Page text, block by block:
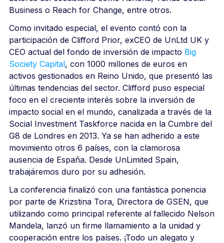
Business o Reach for Change, entre otros.
Como invitado especial, el evento contó con la
participación de Clifford Prior, exCEO de UnLtd UK y
CEO actual del fondo de inversión de impacto Big
Society Capital, con 1000 millones de euros en
activos gestionados en Reino Unido, que presentó las
últimas tendencias del sector. Clifford puso especial
foco en el creciente interés sobre la inversión de
impacto social en el mundo, canalizada a través de la
Social Investment Taskforce nacida en la Cumbre del
G8 de Londres en 2013. Ya se han adherido a este
movimiento otros 6 países, con la clamorosa
ausencia de España. Desde UnLimited Spain,
trabajáremos duro por su adhesión.
La conferencia finalizó con una fantástica ponencia
por parte de Krizstina Tora, Directora de GSEN, que
utilizando como principal referente al fallecido Nelson
Mandela, lanzó un firme llamamiento a la unidad y
cooperación entre los países. ¡Todo un alegato y